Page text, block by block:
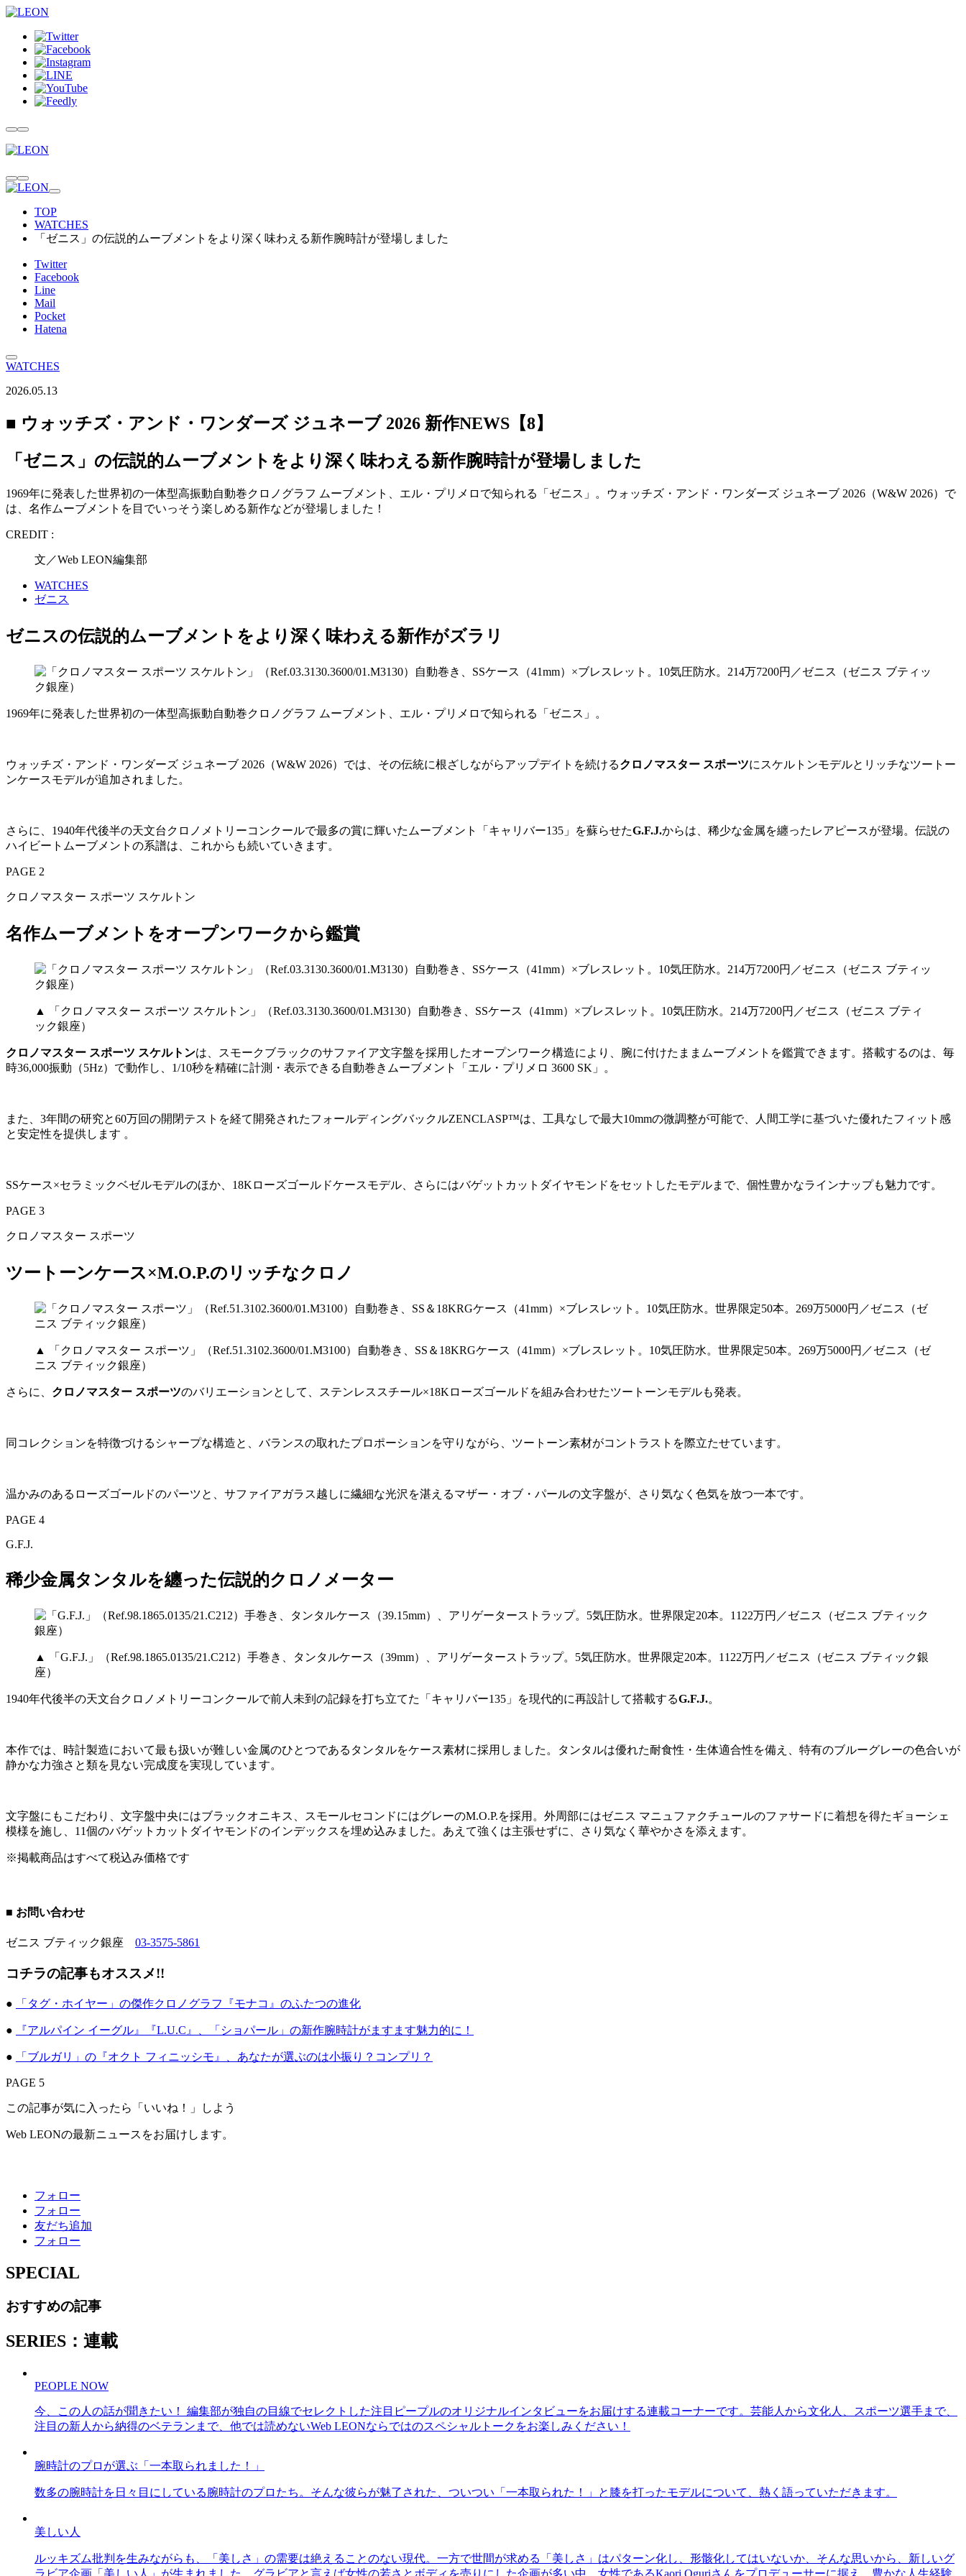
TOP
WATCHES
「ゼニス」の伝説的ムーブメントをより深く味わえる新作腕時計が登場しました
Twitter
Facebook
Line
Mail
Pocket
Hatena
WATCHES
2026.05.13
■ ウォッチズ・アンド・ワンダーズ ジュネーブ 2026 新作NEWS【8】
「ゼニス」の伝説的ムーブメントをより深く味わえる新作腕時計が登場しました
1969年に発表した世界初の一体型高振動自動巻クロノグラフ ムーブメント、エル・プリメロで知られる「ゼニス」。ウォッチズ・アンド・ワンダーズ ジュネーブ 2026（W&W 2026）で
は、名作ムーブメントを目でいっそう楽しめる新作などが登場しました！
CREDIT :
文／Web LEON編集部
WATCHES
ゼニス
ゼニスの伝説的ムーブメントをより深く味わえる新作がズラリ
1969年に発表した世界初の一体型高振動自動巻クロノグラフ ムーブメント、エル・プリメロで知られる「ゼニス」。
ウォッチズ・アンド・ワンダーズ ジュネーブ 2026（W&W 2026）では、その伝統に根ざしながらアップデイトを続けるクロノマスター スポーツにスケルトンモデルとリッチなツートー
ンケースモデルが追加されました。
さらに、1940年代後半の天文台クロノメトリーコンクールで最多の賞に輝いたムーブメント「キャリバー135」を蘇らせたG.F.J.からは、稀少な金属を纏ったレアピースが登場。伝説の
ハイビートムーブメントの系譜は、これからも続いていきます。
PAGE 2
クロノマスター スポーツ スケルトン
名作ムーブメントをオープンワークから鑑賞
▲ 「クロノマスター スポーツ スケルトン」（Ref.03.3130.3600/01.M3130）自動巻き、SSケース（41mm）×ブレスレット。10気圧防水。214万7200円／ゼニス（ゼニス ブティ
ック銀座）
クロノマスター スポーツ スケルトンは、スモークブラックのサファイア文字盤を採用したオープンワーク構造により、腕に付けたままムーブメントを鑑賞できます。搭載するのは、毎
時36,000振動（5Hz）で動作し、1/10秒を精確に計測・表示できる自動巻きムーブメント「エル・プリメロ 3600 SK」。
また、3年間の研究と60万回の開閉テストを経て開発されたフォールディングバックルZENCLASP™は、工具なしで最大10mmの微調整が可能で、人間工学に基づいた優れたフィット感
と安定性を提供します 。
SSケース×セラミックベゼルモデルのほか、18Kローズゴールドケースモデル、さらにはバゲットカットダイヤモンドをセットしたモデルまで、個性豊かなラインナップも魅力です。
PAGE 3
クロノマスター スポーツ
ツートーンケース×M.O.P.のリッチなクロノ
▲ 「クロノマスター スポーツ」（Ref.51.3102.3600/01.M3100）自動巻き、SS＆18KRGケース（41mm）×ブレスレット。10気圧防水。世界限定50本。269万5000円／ゼニス（ゼ
ニス ブティック銀座）
さらに、 クロノマスター スポーツのバリエーションとして、ステンレススチール×18Kローズゴールドを組み合わせたツートーンモデルも発表。
同コレクションを特徴づけるシャープな構造と、バランスの取れたプロポーションを守りながら、ツートーン素材がコントラストを際立たせています。
温かみのあるローズゴールドのパーツと、サファイアガラス越しに繊細な光沢を湛えるマザー・オブ・パールの文字盤が、さり気なく色気を放つ一本です。
PAGE 4
G.F.J.
稀少金属タンタルを纏った伝説的クロノメーター
▲ 「G.F.J.」（Ref.98.1865.0135/21.C212）手巻き、タンタルケース（39mm）、アリゲーターストラップ。5気圧防水。世界限定20本。1122万円／ゼニス（ゼニス ブティック銀
座）
1940年代後半の天文台クロノメトリーコンクールで前人未到の記録を打ち立てた「キャリバー135」を現代的に再設計して搭載するG.F.J.。
本作では、時計製造において最も扱いが難しい金属のひとつであるタンタルをケース素材に採用しました。タンタルは優れた耐食性・生体適合性を備え、特有のブルーグレーの色合いが
静かな力強さと類を見ない完成度を実現しています。
文字盤にもこだわり、文字盤中央にはブラックオニキス、スモールセコンドにはグレーのM.O.P.を採用。外周部にはゼニス マニュファクチュールのファサードに着想を得たギョーシェ
模様を施し、11個のバゲットカットダイヤモンドのインデックスを埋め込みました。あえて強くは主張せずに、さり気なく華やかさを添えます。
※掲載商品はすべて税込み価格です
■ お問い合わせ
ゼニス ブティック銀座 03-3575-5861
コチラの記事もオススメ!!
● 「タグ・ホイヤー」の傑作クロノグラフ『モナコ』のふたつの進化
● 『アルパイン イーグル』『L.U.C』、「ショパール」の新作腕時計がますます魅力的に！
● 「ブルガリ」の『オクト フィニッシモ』、あなたが選ぶのは小振り？コンプリ？
PAGE 5
この記事が気に入ったら「いいね！」しよう
Web LEONの最新ニュースをお届けします。
フォロー
フォロー
友だち追加
フォロー
SPECIAL
おすすめの記事
SERIES：連載
PEOPLE NOW
今、この人の話が聞きたい！ 編集部が独自の目線でセレクトした注目ピープルのオリジナルインタビューをお届けする連載コーナーです。芸能人から文化人、スポーツ選手まで、
注目の新人から納得のベテランまで、他では読めないWeb LEONならではのスペシャルトークをお楽しみください！
腕時計のプロが選ぶ「一本取られました！」
数多の腕時計を日々目にしている腕時計のプロたち。そんな彼らが魅了された、ついつい「一本取られた！」と膝を打ったモデルについて、熱く語っていただきます。
美しい人
ルッキズム批判を生みながらも、「美しさ」の需要は絶えることのない現代。一方で世間が求める「美しさ」はパターン化し、形骸化してはいないか、そんな思いから、新しいグ